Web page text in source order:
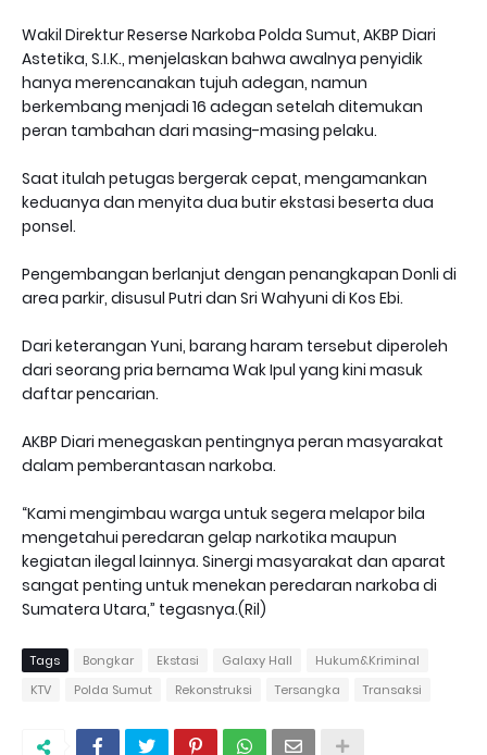
Wakil Direktur Reserse Narkoba Polda Sumut, AKBP Diari
Astetika, S.I.K., menjelaskan bahwa awalnya penyidik
hanya merencanakan tujuh adegan, namun
berkembang menjadi 16 adegan setelah ditemukan
peran tambahan dari masing-masing pelaku.
Saat itulah petugas bergerak cepat, mengamankan
keduanya dan menyita dua butir ekstasi beserta dua
ponsel.
Pengembangan berlanjut dengan penangkapan Donli di
area parkir, disusul Putri dan Sri Wahyuni di Kos Ebi.
Dari keterangan Yuni, barang haram tersebut diperoleh
dari seorang pria bernama Wak Ipul yang kini masuk
daftar pencarian.
AKBP Diari menegaskan pentingnya peran masyarakat
dalam pemberantasan narkoba.
“Kami mengimbau warga untuk segera melapor bila
mengetahui peredaran gelap narkotika maupun
kegiatan ilegal lainnya. Sinergi masyarakat dan aparat
sangat penting untuk menekan peredaran narkoba di
Sumatera Utara,” tegasnya.(Ril)
Tags Bongkar Ekstasi Galaxy Hall
Hukum&Kriminal
KTV
Polda Sumut Rekonstruksi Tersangka Transaksi